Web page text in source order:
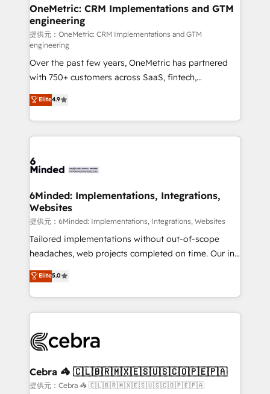
growth. Our multidisciplinary team designs solutions
that simplify complexity, boost performance, and
turn innovation into real impact. 🌍 Highlights •
HubSpot Partner since 2012 • 2022 EMEA Impact
Award: Best Integration • 150+ successful HubSpot
projects • Clients in 30+ industries • Proprietary
technology for integrations • Multilingual team:
English, Spanish, Portuguese & Italian 👉 Grow
smarter with AI and HubSpot.
OneMetric: CRM Implementations and GTM
engineering
提供元：OneMetric: CRM Implementations and GTM
engineering
Over the past few years, OneMetric has partnered
with 750+ customers across SaaS, fintech,
healthcare, real estate, and other industries. With
150+ HubSpot-certified experts, we deliver scalable
solutions to complex GTM and RevOps challenges.
Our Expertise 🔹 Onboarding & Implementation:
tailored to your GTM motion. 🔹 Migrations: Move
downtime. 🔹 RevOps Strategy: Align teams,
processes, and data to drive revenue efficiency. 🔹
Integrations: Connect HubSpot with your tech stack
for better adoption. 🔹 Custom Solutions: Build
tailored apps, workflows, and configurations. We are
our commitment to data security and compliance. At
OneMetric, we help revenue teams focus on the
Elite4.9
6Minded: Implementations, Integrations,
Websites
提供元：6Minded: Implementations, Integrations, Websites
Tailored implementations without out-of-scope
headaches, web projects completed on time. Our in-
house team of certified CRM architects, experts,
developers, designers, and marketers handles all
aspects of your HubSpot. ✨ 400+ global clients ✨
100+ seamless migrations from 15+ different CRMs
implementations, and 5,000+ pages ✨ CS: Clients
CS: 245% organic growth & +751% new visitors for a
full-funnel HubSpot project ✨ CS: 415% conversion
Elite5.0
Cebra 🦓 🇨🇱🇧🇷🇲🇽🇪🇸🇺🇸🇨🇴🇵🇪🇵🇦
提供元：Cebra 🦓 🇨🇱🇧🇷🇲🇽🇪🇸🇺🇸🇨🇴🇵🇪🇵🇦